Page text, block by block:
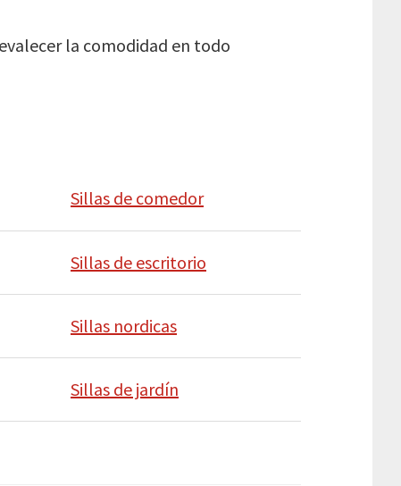
la comodidad en todo
Sillas de comedor
Sillas de escritorio
Sillas nordicas
Sillas de jardín